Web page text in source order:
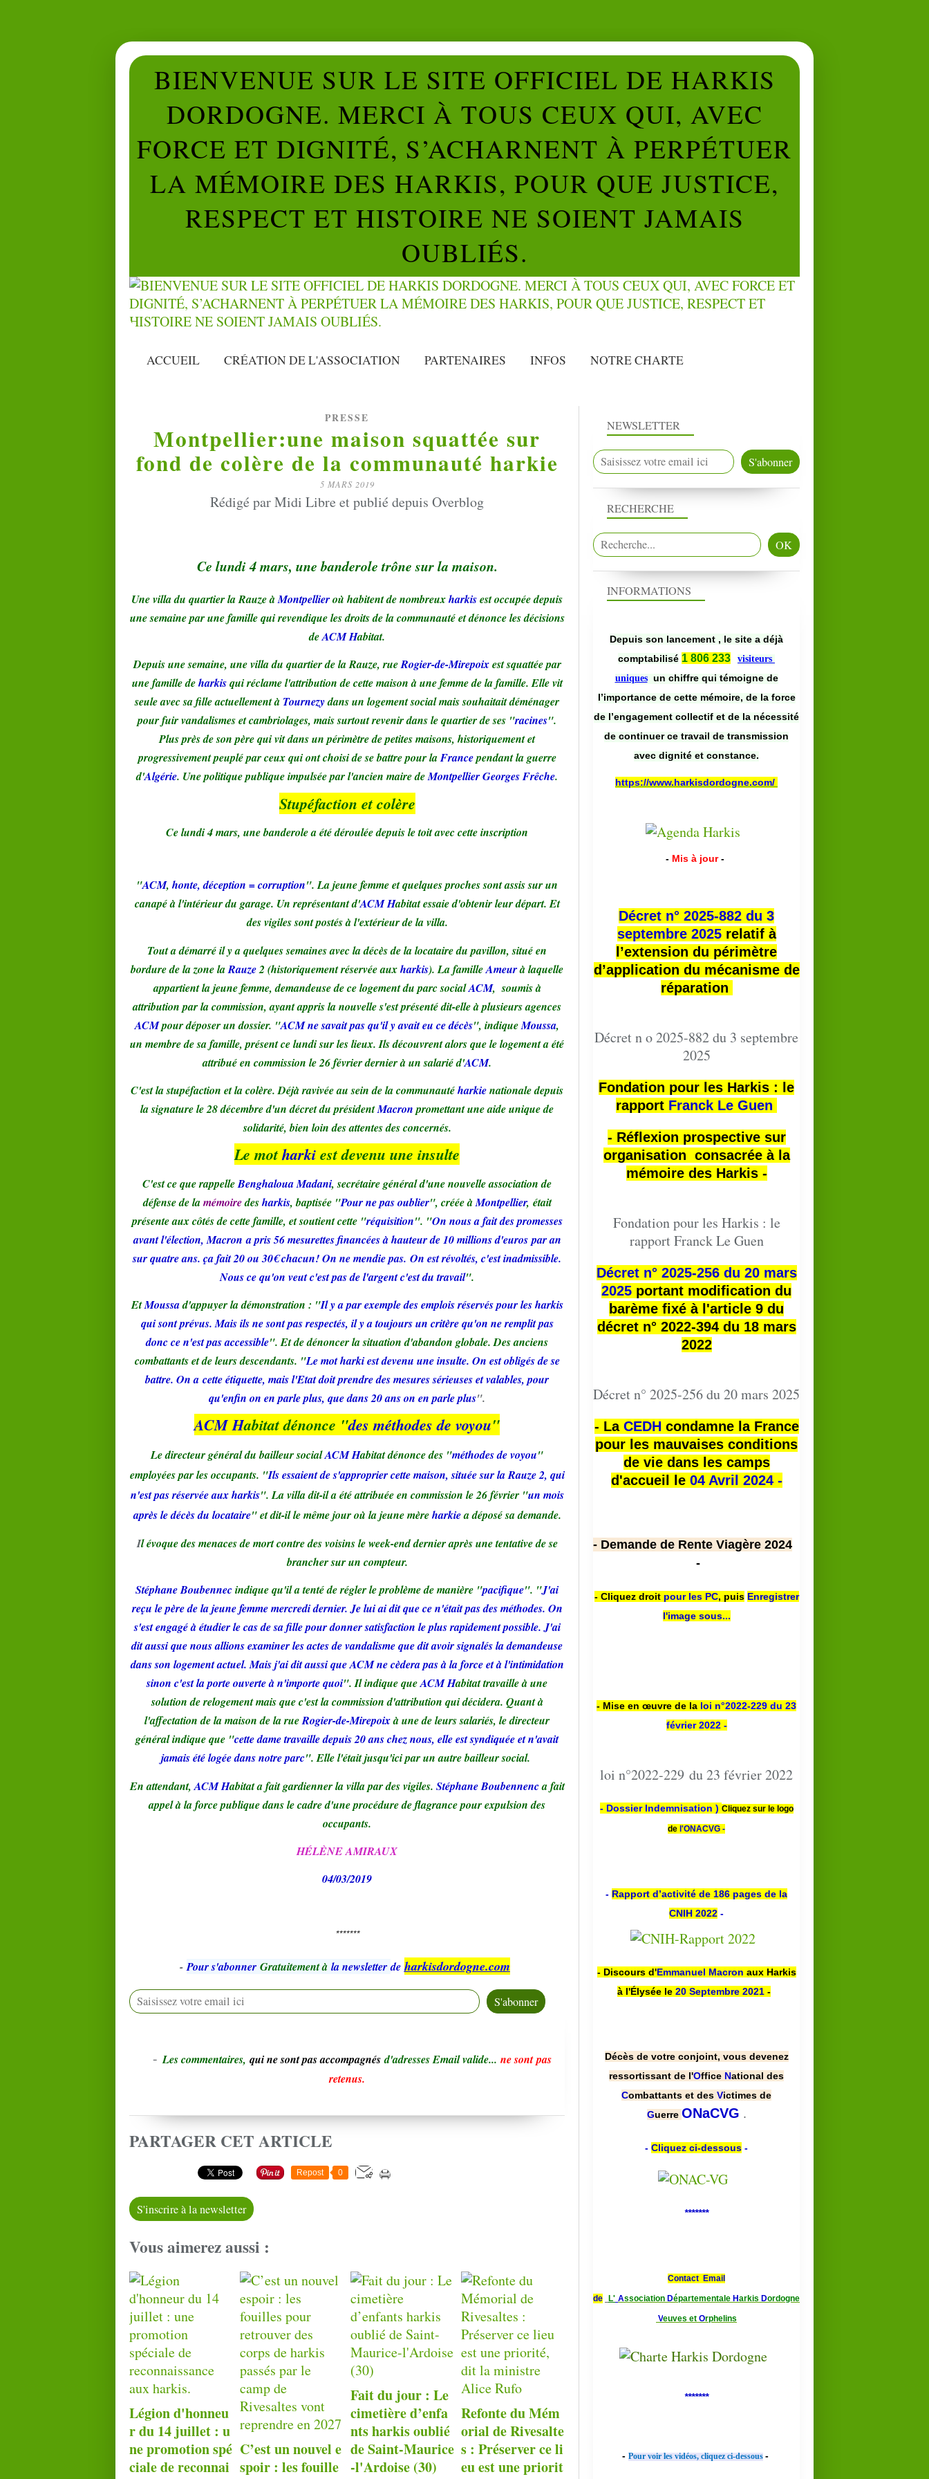
BIENVENUE SUR LE SITE OFFICIEL DE HARKIS
DORDOGNE. MERCI À TOUS CEUX QUI, AVEC
FORCE ET DIGNITÉ, S’ACHARNENT À PERPÉTUER
LA MÉMOIRE DES HARKIS, POUR QUE JUSTICE,
RESPECT ET HISTOIRE NE SOIENT JAMAIS
OUBLIÉS.
ACCUEIL CRÉATION DE L'ASSOCIATION PARTENAIRES INFOS NOTRE CHARTE
PRESSE
Montpellier:une maison squattée sur
fond de colère de la communauté harkie
5 MARS 2019
Rédigé par Midi Libre et publié depuis Overblog
Ce lundi 4 mars, une banderole trône sur la maison.
Une villa du quartier la Rauze àMontpellieroù habitent de nombreuxharkisest occupée depuis
une semaine par une famille qui revendique les droits de la communauté et dénonce les décisions
deACM Habitat.
Depuis une semaine, une villa du quartier de la Rauze, rueRogier-de-Mirepoixest squattée par
une famille deharkisqui réclame l'attribution de cette maison à une femme de la famille. Elle vit
seule avec sa fille actuellement à Tournezydans un logement social mais souhaitait déménager
pour fuir vandalismes et cambriolages, mais surtout revenir dans le quartier de ses "racines".
Plus près de son père qui vit dans un périmètre de petites maisons, historiquement et
progressivement peuplé par ceux qui ont choisi de se battre pour laFrancependant la guerre
d'Algérie. Une politique publique impulsée par l'ancien maire deMontpellier Georges Frêche.
Stupéfaction et colère
Ce lundi 4 mars, une banderole a été déroulée depuis le toit avec cette inscription
"ACM, honte, déception = corruption". La jeune femme et quelques proches sont assis sur un
canapé à l'intérieur du garage. Un représentant d'ACM Habitat essaie d'obtenir leur départ. Et
des vigiles sont postés à l'extérieur de la villa.
Tout a démarré il y a quelques semaines avec la décès de la locataire du pavillon, situé en
bordure de la zone laRauze2 (historiquement réservée auxharkis). La familleAmeurà laquelle
appartient la jeune femme, demandeuse de ce logement du parc socialACM, soumis à
attribution par la commission, ayant appris la nouvelle s'est présenté dit-elle à plusieurs agences
ACMpour déposer un dossier. "ACM ne savait pas qu'il y avait eu ce décès", indiqueMoussa,
un membre de sa famille, présent ce lundi sur les lieux. Ils découvrent alors que le logement a été
attribué en commission le 26 février dernier à un salarié d'ACM.
C'est la stupéfaction et la colère. Déjà ravivée au sein de la communautéharkienationale depuis
la signature le 28 décembre d'un décret du présidentMacronpromettant une aide unique de
solidarité, bien loin des attentes des concernés.
Le motharkiest devenu une insulte
C'est ce que rappelleBenghaloua Madani, secrétaire général d'une nouvelle association de
défense de lamémoiredesharkis, baptisée "Pour ne pas oublier", créée àMontpellier, était
présente aux côtés de cette famille, et soutient cette "réquisition". "On nous a fait des promesses
avant l'élection, Macron a pris 56 mesurettes financées à hauteur de 10 millions d'euros par an
sur quatre ans. ça fait 20 ou 30€ chacun! On ne mendie pas. On est révoltés, c'estinadmissible.
Nous ce qu'on veut c'est pas de l'argent c'est du travail".
EtMoussad'appuyer la démonstration : "Il y a par exemple des emplois réservés pour les harkis
qui sont prévus. Mais ils ne sont pas respectés, il y a toujours un critère qu'on ne remplit pas
donc ce n'est pas accessible". Et de dénoncer la situation d'abandon globale. Des anciens
combattants et de leurs descendants. "Le mot harki est devenu une insulte. On est obligés de se
battre. On a cette étiquette, mais l'Etat doit prendre des mesures sérieuses et valables, pour
qu'enfin on en parle plus, que dans 20 ans on en parle plus".
ACM Habitat dénonce "des méthodes de voyou"
Le directeur général du bailleur socialACM Habitatdénonce des "méthodes de voyou"
employées par les occupants. "Ils essaient de s'approprier cette maison, située sur la Rauze 2, qui
n'est pas réservée aux harkis". La villa dit-il a été attribuée en commission le 26 février "un mois
après le décès du locataire" et dit-il le même jour où la jeune mèreharkiea déposé sa demande.
Il évoque des menaces de mort contre des voisins le week-end dernier après une tentative de se
brancher sur un compteur.
Stéphane Boubennecindique qu'il a tenté de régler le problème de manière "pacifique". "J'ai
reçu le père de la jeune femme mercredi dernier. Je lui ai dit que ce n'était pas des méthodes. On
s'est engagé à étudier le cas de sa fille pour donner satisfaction le plus rapidement possible. J'ai
dit aussi que nous allions examiner les actes de vandalisme que dit avoir signalés la demandeuse
dans son logement actuel. Mais j'ai dit aussi que ACM ne cèdera pas à la force et à l'intimidation
sinon c'est la porte ouverte à n'importe quoi". Il indique queACM Habitat travaille à une
solution de relogement mais que c'est la commission d'attribution qui décidera. Quant à
l'affectation de la maison de la rueRogier-de-Mirepoixà une de leurs salariés, le directeur
général indique que "cette dame travaille depuis 20 ans chez nous, elle est syndiquée et n'avait
jamais été logée dans notre parc". Elle l'était jusqu'ici par un autre bailleur social.
En attendant,ACM Habitat a fait gardienner la villa par des vigiles. Stéphane Boubennenca fait
appel à la force publique dans le cadre d'une procédure de flagrance pour expulsion des
occupants.
HÉLÈNE AMIRAUX
04/03/2019
*******
- Pour s'abonner Gratuitement à la newsletter de harkisdordogne.com
- Les commentaires, qui ne sont pas accompagnés d'adresses Email valide... ne sont pas
retenus.
PARTAGER CET ARTICLE
Repost 0
S'inscrire à la newsletter
Vous aimerez aussi :
Légion d'honneu
r du 14 juillet : u
ne promotion spé
ciale de reconnai
C’est un nouvel e
spoir : les fouille
Fait du jour : Le
cimetière d’enfa
nts harkis oublié
de Saint-Maurice
-l'Ardoise (30)
Refonte du Mém
orial de Rivesalte
s : Préserver ce li
eu est une priorit
NEWSLETTER
RECHERCHE
INFORMATIONS
Depuis son lancement , le site a déjà
comptabilisé 1 806 233
visiteurs
uniques un chiffre qui témoigne de
l’importance de cette mémoire, de la force
de l’engagement collectif et de la nécessité
de continuer ce travail de transmission
avec dignité et constance.
https://www.harkisdordogne.com/
- Mis à jour -
Décret n° 2025-882 du 3
septembre 2025relatif à
l’extension du périmètre
d’application du mécanisme de
réparation
Décret n o 2025-882 du 3 septembre
2025
Fondation pour les Harkis : le
rapport Franck Le Guen
- Réflexion prospective sur
organisation consacrée à la
mémoire des Harkis -
Fondation pour les Harkis : le
rapport Franck Le Guen
Décret n° 2025-256 du 20 mars
2025 portant modification du
barème fixé à l'article 9 du
décret n° 2022-394 du 18 mars
2022
Décret n° 2025-256 du 20 mars 2025
- La CEDHcondamne la France
pour les mauvaises conditions
de vie dans les camps
d'accueil le 04 Avril 2024 -
- Demande de Rente Viagère 2024
-
- Cliquez droit pour les PC, puis Enregistrer
l'image sous...
- Mise en œuvre de la loi n°2022-229 du 23
février 2022 -
loi n°2022-229 du 23 février 2022
- Dossier Indemnisation ) Cliquez sur le logo
de l'ONACVG -
- Rapport d’activité de 186 pages de la
CNIH 2022 -
- Discours d'Emmanuel Macron aux Harkis
à l'Élysée le 20 Septembre 2021 -
Décès de votre conjoint, vous devenez
ressortissant de l'Office National des
Combattants et des Victimes de
Guerre ONaCVG .
- Cliquez ci-dessous -
*******
Contact Email
de L' Association Départementale Harkis Dordogne
Veuves et Orphelins
*******
- Pour voir les vidéos, cliquez ci-dessous -